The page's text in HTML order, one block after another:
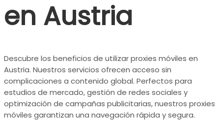
en Austria
Descubre los beneficios de utilizar proxies móviles en
Austria. Nuestros servicios ofrecen acceso sin
complicaciones a contenido global. Perfectos para
estudios de mercado, gestión de redes sociales y
optimización de campañas publicitarias, nuestros proxies
móviles garantizan una navegación rápida y segura.